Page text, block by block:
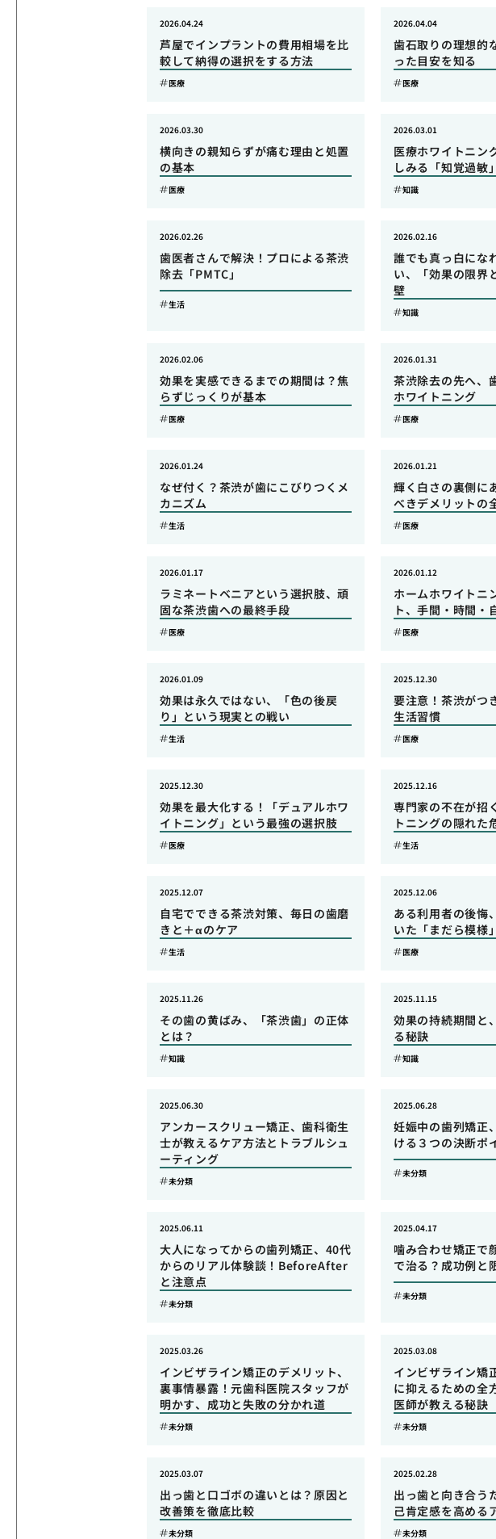
芦屋でインプラントの費用相場を比
較して納得の選択をする方法
2026.04.24
医療
歯石取りの理想的
った目安を知る
2026.04.04
医療
横向きの親知らずが痛む理由と処置
の基本
2026.03.30
医療
医療ホワイトニン
しみる「知覚過敏
2026.03.01
知識
歯医者さんで解決！プロによる茶渋
除去「PMTC」
2026.02.26
生活
誰でも真っ白にな
い、「効果の限界
壁
2026.02.16
知識
効果を実感できるまでの期間は？焦
らずじっくりが基本
2026.02.06
医療
茶渋除去の先へ、
ホワイトニング
2026.01.31
医療
なぜ付く？茶渋が歯にこびりつくメ
カニズム
2026.01.24
生活
輝く白さの裏側に
べきデメリットの
2026.01.21
医療
ラミネートベニアという選択肢、頑
固な茶渋歯への最終手段
2026.01.17
医療
ホームホワイトニ
ト、手間・時間・
2026.01.12
医療
効果は永久ではない、「色の後戻
り」という現実との戦い
2026.01.09
生活
要注意！茶渋がつ
生活習慣
2025.12.30
医療
効果を最大化する！「デュアルホワ
イトニング」という最強の選択肢
2025.12.30
医療
専門家の不在が招
トニングの隠れた
2025.12.16
生活
自宅でできる茶渋対策、毎日の歯磨
きと＋αのケア
2025.12.07
生活
ある利用者の後悔
いた「まだら模様
2025.12.06
医療
その歯の黄ばみ、「茶渋歯」の正体
とは？
2025.11.26
知識
効果の持続期間と
る秘訣
2025.11.15
知識
アンカースクリュー矯正、歯科衛生
士が教えるケア方法とトラブルシュ
ーティング
2025.06.30
未分類
妊娠中の歯列矯正
ける３つの決断ポ
2025.06.28
未分類
大人になってからの歯列矯正、40代
からのリアル体験談！BeforeAfter
と注意点
2025.06.11
未分類
噛み合わせ矯正で
で治る？成功例と
2025.04.17
未分類
インビザライン矯正のデメリット、
裏事情暴露！元歯科医院スタッフが
明かす、成功と失敗の分かれ道
2025.03.26
未分類
インビザライン矯
に抑えるための全
医師が教える秘訣
2025.03.08
未分類
出っ歯と口ゴボの違いとは？原因と
改善策を徹底比較
2025.03.07
未分類
出っ歯と向き合う
己肯定感を高める
2025.02.28
未分類